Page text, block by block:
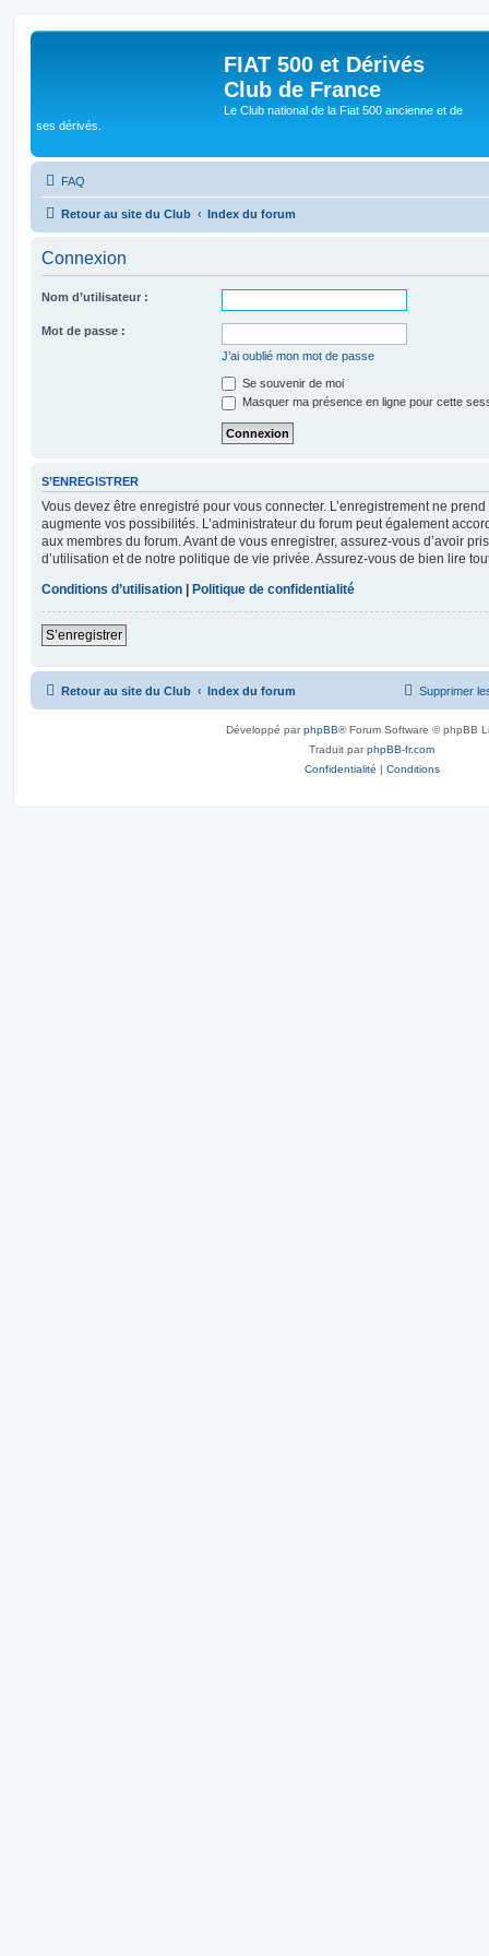
FIAT 500 et Dérivés
Club de France
Le Club national de la Fiat 500 ancienne et de
ses dérivés.
FAQ
Retour au site du Club Index du forum
Connexion
Nom d’utilisateur :
Mot de passe :
J’ai oublié mon mot de passe
Se souvenir de moi
Masquer ma présence en ligne pour cette
S’ENREGISTRER
Vous devez être enregistré pour vous connecter. L’enregistrement ne
augmente vos possibilités. L’administrateur du forum peut également
aux membres du forum. Avant de vous enregistrer, assurez-vous d’avoir
d’utilisation et de notre politique de vie privée. Assurez-vous de bien lire
Conditions d’utilisation
Politique de confidentialité
S’enregistrer
Retour au site du Club Index du forum Supprimer
Développé parphpBB® Forum Software © phpBB
Traduit parphpBB-fr.com
Confidentialité | Conditions